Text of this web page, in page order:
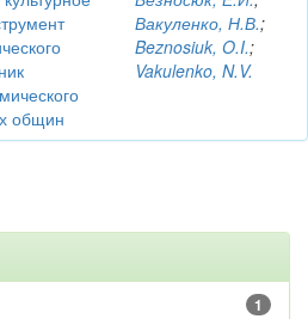
общин
Вакуленко, Н.В.;
Beznosiuk, O.I.;
Vakulenko, N.V.
1